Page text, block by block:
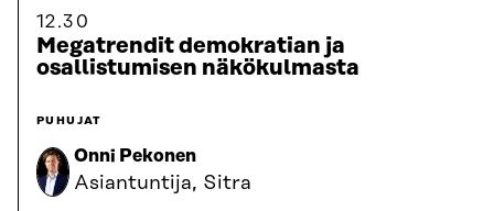
12.30
Megatrendit demokratian ja
osallistumisen näkökulmasta
PUHUJAT
Onni Pekonen
Asiantuntija, Sitra